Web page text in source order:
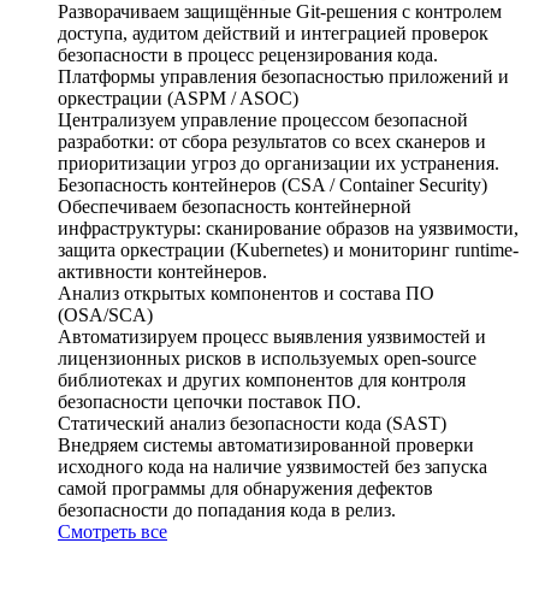
Разворачиваем защищённые Git-решения с контролем
доступа, аудитом действий и интеграцией проверок
безопасности в процесс рецензирования кода.
Платформы управления безопасностью приложений и
оркестрации (ASPM / ASOC)
Централизуем управление процессом безопасной
разработки: от сбора результатов со всех сканеров и
приоритизации угроз до организации их устранения.
Безопасность контейнеров (CSA / Container Security)
Обеспечиваем безопасность контейнерной
инфраструктуры: сканирование образов на уязвимости,
защита оркестрации (Kubernetes) и мониторинг runtime-
активности контейнеров.
Анализ открытых компонентов и состава ПО
(OSA/SCA)
Автоматизируем процесс выявления уязвимостей и
лицензионных рисков в используемых open-source
библиотеках и других компонентов для контроля
безопасности цепочки поставок ПО.
Статический анализ безопасности кода (SAST)
Внедряем системы автоматизированной проверки
исходного кода на наличие уязвимостей без запуска
самой программы для обнаружения дефектов
безопасности до попадания кода в релиз.
Смотреть все